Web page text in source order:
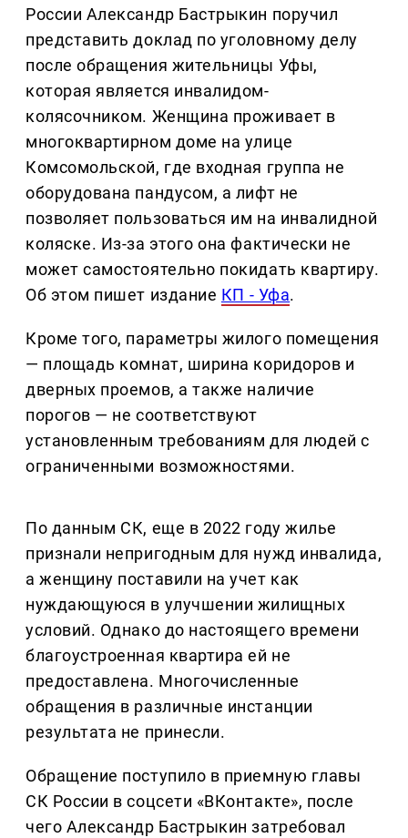
России Александр Бастрыкин поручил
представить доклад по уголовному делу
после обращения жительницы Уфы,
которая является инвалидом-
колясочником. Женщина проживает в
многоквартирном доме на улице
Комсомольской, где входная группа не
оборудована пандусом, а лифт не
позволяет пользоваться им на инвалидной
коляске. Из-за этого она фактически не
может самостоятельно покидать квартиру.
Об этом пишет издание КП - Уфа.
Кроме того, параметры жилого помещения
— площадь комнат, ширина коридоров и
дверных проемов, а также наличие
порогов — не соответствуют
установленным требованиям для людей с
ограниченными возможностями.
По данным СК, еще в 2022 году жилье
признали непригодным для нужд инвалида,
а женщину поставили на учет как
нуждающуюся в улучшении жилищных
условий. Однако до настоящего времени
благоустроенная квартира ей не
предоставлена. Многочисленные
обращения в различные инстанции
результата не принесли.
Обращение поступило в приемную главы
СК России в соцсети «ВКонтакте», после
чего Александр Бастрыкин затребовал